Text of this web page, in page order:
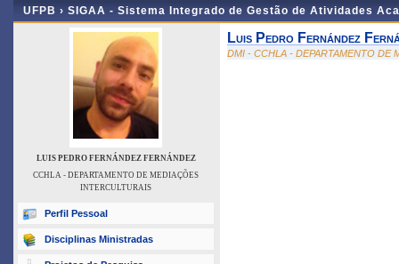
UFPB › SIGAA - Sistema Integrado de Gestão de Atividades
LUIS PEDRO FERNÁNDEZ FERNÁNDEZ
CCHLA - DEPARTAMENTO DE MEDIAÇÕES
INTERCULTURAIS
Perfil Pessoal
Disciplinas Ministradas
Luis Pedro Fernández
DMI - CCHLA - DEPARTAMENTO DE